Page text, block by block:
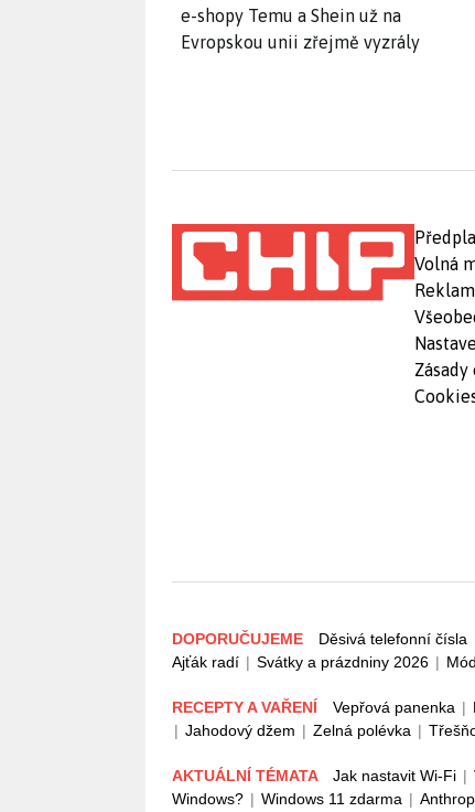
e-shopy Temu a Shein už na
Evropskou unii zřejmě vyzrály
Volná
DOPORUČUJEME Děsivá telefonní čísla
Ajťák radí | Svátky a prázdniny 2026 |
RECEPTY A VAŘENÍ Vepřová panenka |
| Jahodový džem | Zelná polévka |
AKTUÁLNÍ TÉMATA Jak nastavit Wi-Fi |
Windows? | Windows 11 zdarma |